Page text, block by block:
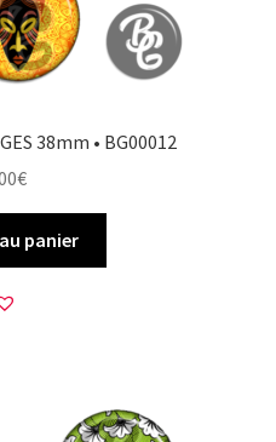
38mm • BG00012
€
panier